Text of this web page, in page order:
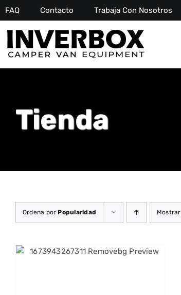
Saltar
al
contenido
FAQ Contacto Trabaja Con Nosotros
Tienda
Ordena porPopularidad Mostrar